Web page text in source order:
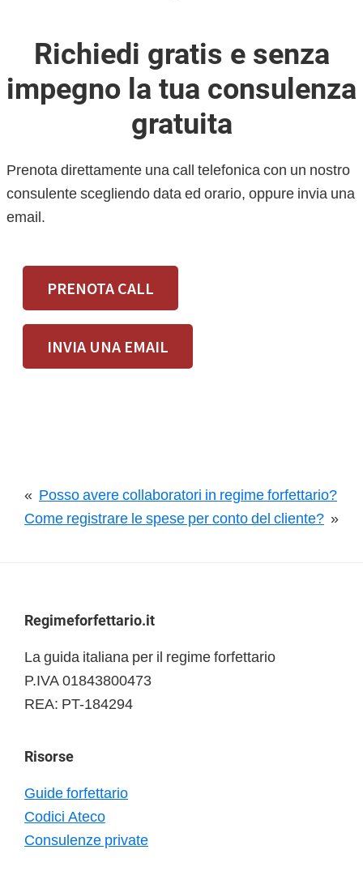
Richiedi gratis e senza
impegno la tua consulenza
gratuita
Prenota direttamente una call telefonica con un nostro
consulente scegliendo data ed orario, oppure invia una
email.
PRENOTA CALL
INVIA UNA EMAIL
« Posso avere collaboratori in regime forfettario?
Come registrare le spese per conto del cliente? »
Footer
Regimeforfettario.it
La guida italiana per il regime forfettario
P.IVA 01843800473
REA: PT-184294
Risorse
Guide forfettario
Codici Ateco
Consulenze private